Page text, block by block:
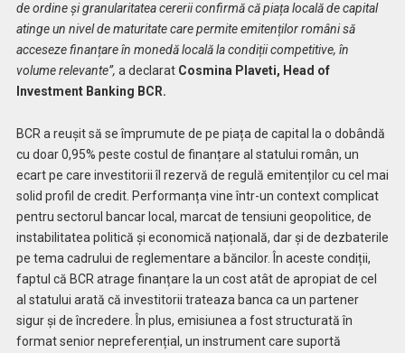
de ordine și granularitatea cererii confirmă că piața locală de capital
atinge un nivel de maturitate care permite emitenților români să
acceseze finanțare în monedă locală la condiții competitive, în
volume relevante”, a declarat Cosmina Plaveti, Head of
Investment Banking BCR.
BCR a reușit să se împrumute de pe piața de capital la o dobândă
cu doar 0,95% peste costul de finanțare al statului român, un
ecart pe care investitorii îl rezervă de regulă emitenților cu cel mai
solid profil de credit. Performanța vine într-un context complicat
pentru sectorul bancar local, marcat de tensiuni geopolitice, de
instabilitatea politică și economică națională, dar și de dezbaterile
pe tema cadrului de reglementare a băncilor. În aceste condiții,
faptul că BCR atrage finanțare la un cost atât de apropiat de cel
al statului arată că investitorii trateaza banca ca un partener
sigur și de încredere. În plus, emisiunea a fost structurată în
format senior nepreferențial, un instrument care suportă